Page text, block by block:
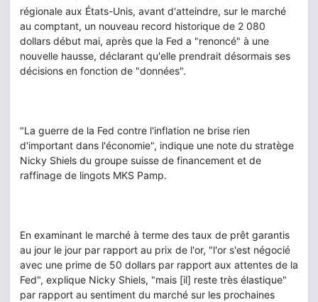
régionale aux États-Unis, avant d'atteindre, sur le marché
au comptant, un nouveau record historique de 2 080
dollars début mai, après que la Fed a "renoncé" à une
nouvelle hausse, déclarant qu'elle prendrait désormais ses
décisions en fonction de "données".
"La guerre de la Fed contre l'inflation ne brise rien
d'important dans l'économie", indique une note du stratège
Nicky Shiels du groupe suisse de financement et de
raffinage de lingots MKS Pamp.
En examinant le marché à terme des taux de prêt garantis
au jour le jour par rapport au prix de l'or, "l'or s'est négocié
avec une prime de 50 dollars par rapport aux attentes de la
Fed", explique Nicky Shiels, "mais [il] reste très élastique"
par rapport au sentiment du marché sur les prochaines